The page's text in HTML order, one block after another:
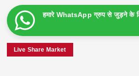
हमारे WhatsApp ग्रुप से जुड़ने के
Live Share Market